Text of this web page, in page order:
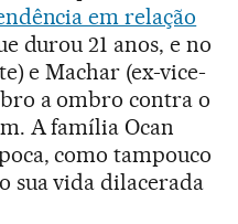
em relação
durou 21 anos, e no
e Machar (ex-vice-
a ombro contra o
A família Ocan
como tampouco
sua vida dilacerada